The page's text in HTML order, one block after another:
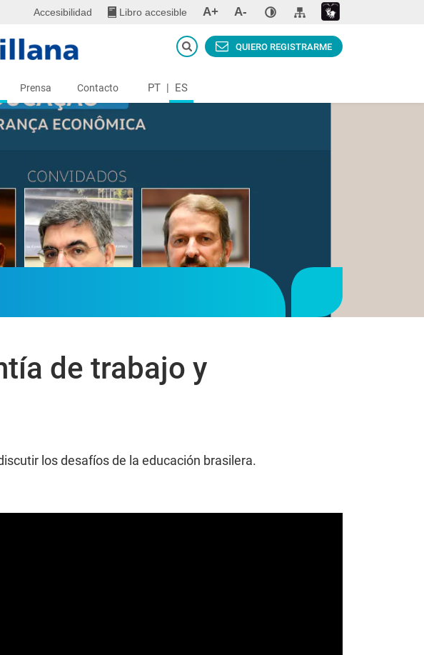
Accesibilidad Libro accesible A+ A-
Prensa Contacto PT | ES
QUIERO REGISTRARME
de trabajo y
los desafíos de la educación brasilera.